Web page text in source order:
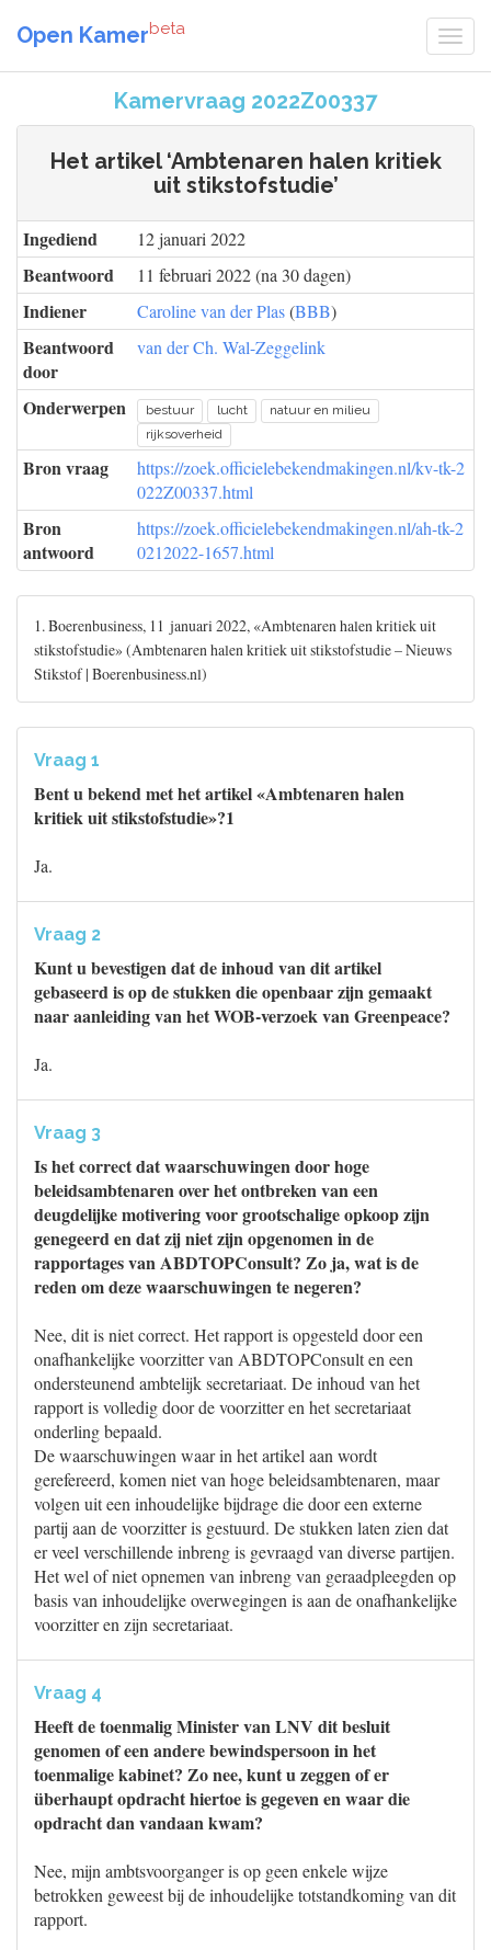
Open Kamerbeta
Kamervraag 2022Z00337
Het artikel ‘Ambtenaren halen kritiek
uit stikstofstudie’
Ingediend 12 januari 2022
Beantwoord 11 februari 2022 (na 30 dagen)
Indiener Caroline van der Plas(BBB)
Beantwoord
door
van der Ch. Wal-Zeggelink
Onderwerpen bestuur lucht
natuur en milieu
rijksoverheid
Bron vraag
https://zoek.officielebekendmakingen.nl/kv-tk-2
022Z00337.html
Bron
antwoord
https://zoek.officielebekendmakingen.nl/ah-tk-2
0212022-1657.html
1. Boerenbusiness, 11 januari 2022, «Ambtenaren halen kritiek uit
stikstofstudie» (Ambtenaren halen kritiek uit stikstofstudie – Nieuws
Stikstof | Boerenbusiness.nl)
Vraag 1
Bent u bekend met het artikel «Ambtenaren halen
kritiek uit stikstofstudie»?1
Ja.
Vraag 2
Kunt u bevestigen dat de inhoud van dit artikel
gebaseerd is op de stukken die openbaar zijn gemaakt
naar aanleiding van het WOB-verzoek van Greenpeace?
Ja.
Vraag 3
Is het correct dat waarschuwingen door hoge
beleidsambtenaren over het ontbreken van een
deugdelijke motivering voor grootschalige opkoop zijn
genegeerd en dat zij niet zijn opgenomen in de
rapportages van ABDTOPConsult? Zo ja, wat is de
reden om deze waarschuwingen te negeren?
Nee, dit is niet correct. Het rapport is opgesteld door een
onafhankelijke voorzitter van ABDTOPConsult en een
ondersteunend ambtelijk secretariaat. De inhoud van het
rapport is volledig door de voorzitter en het secretariaat
onderling bepaald.
De waarschuwingen waar in het artikel aan wordt
gerefereerd, komen niet van hoge beleidsambtenaren, maar
volgen uit een inhoudelijke bijdrage die door een externe
partij aan de voorzitter is gestuurd. De stukken laten zien dat
er veel verschillende inbreng is gevraagd van diverse partijen.
Het wel of niet opnemen van inbreng van geraadpleegden op
basis van inhoudelijke overwegingen is aan de onafhankelijke
voorzitter en zijn secretariaat.
Vraag 4
Heeft de toenmalig Minister van LNV dit besluit
genomen of een andere bewindspersoon in het
toenmalige kabinet? Zo nee, kunt u zeggen of er
überhaupt opdracht hiertoe is gegeven en waar die
opdracht dan vandaan kwam?
Nee, mijn ambtsvoorganger is op geen enkele wijze
betrokken geweest bij de inhoudelijke totstandkoming van dit
rapport.